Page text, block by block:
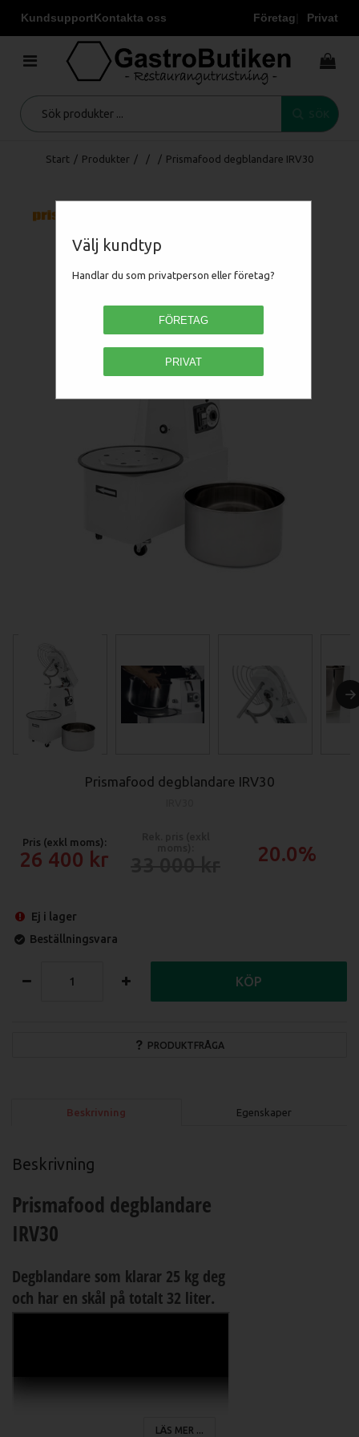
KundsupportKontakta oss Företag Privat
Välj kundtyp
Handlar du som privatperson eller företag?
FÖRETAG
PRIVAT
Start / Produkter / / / Prismafood degblandare IRV30
Prismafood degblandare IRV30
Pris (exkl moms):
26 400 20.0%
Ej i lager
Beställningsvara
PRODUKTFRÅGA
KÖP
Beskrivning Egenskaper
Beskrivning
Prismafood degblandare
IRV30
Degblandare som klarar 25 kg deg
och har en skål på totalt 32 liter.
LÄS MER ...